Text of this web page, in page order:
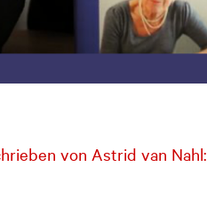
von Astrid van Nahl: